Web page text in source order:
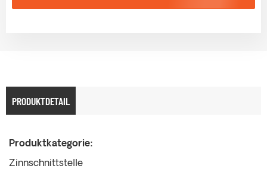
PRODUKTDETAIL
Produktkategorie:
Zinnschnittstelle